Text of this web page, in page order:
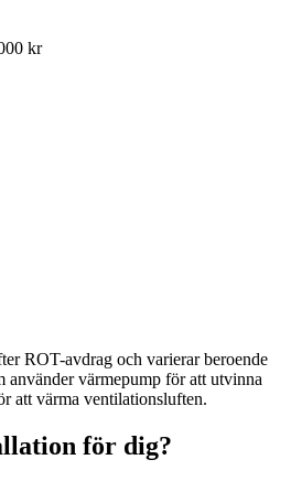
kr
ROT-avdrag och varierar beroende
använder värmepump för att utvinna
att värma ventilationsluften.
för dig?